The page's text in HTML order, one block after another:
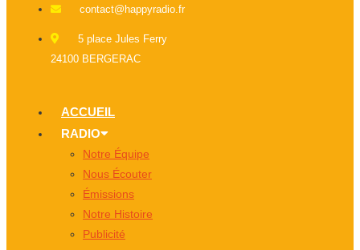
contact@happyradio.fr
5 place Jules Ferry
24100 BERGERAC
ACCUEIL
RADIO
Notre Équipe
Nous Écouter
Émissions
Notre Histoire
Publicité